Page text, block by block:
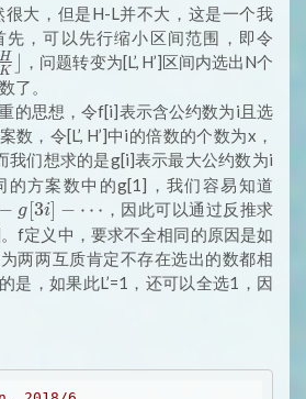
大，但是H-L并不大，这是一个我
，可以先行缩小区间范围，即令
K
H ⌋ ，问题转变为[L’, H’]区间内选出N个
了。
的思想，令f[i]表示含公约数为i且选
数，令[L’, H’]中i的倍数的个数为x，
我们想求的是g[i]表示最大公约数为i
的方案数中的g[1]，我们容易知道
− g [3i] − ⋯ ，因此可以通过反推求
f定义中，要求不全相同的原因是如
两两互质肯定不存在选出的数都相
是，如果此L’=1，还可以全选1，因